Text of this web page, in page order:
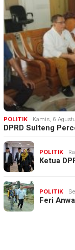
POLITIK Kamis, 6
DPRD Sulteng
POLITIK
Ketua
POLITIK
Feri